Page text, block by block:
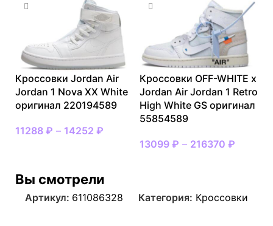
Кроссовки Jordan Air
Jordan 1 Nova XX White
оригинал 220194589
11288 ₽ – 14252 ₽
Кроссовки OFF-WHITE x
Jordan Air Jordan 1 Retro
High White GS оригинал
55854589
13099 ₽ – 216370 ₽
Вы смотрели
Артикул: 611086328 Категория: Кроссовки